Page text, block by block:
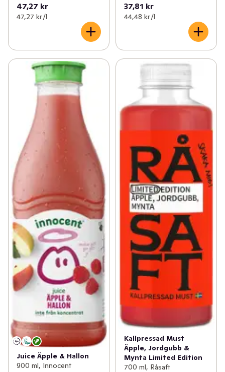
47,27 kr
47,27 kr /l
37,81 kr
44,48 kr /l
Juice Äpple & Hallon
900 ml, Innocent
Kallpressad Must
Äpple, Jordgubb &
Mynta Limited Edition
700 ml, Råsaft